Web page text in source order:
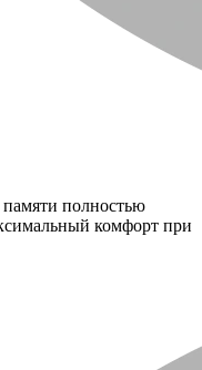
памяти полностью
комфорт при